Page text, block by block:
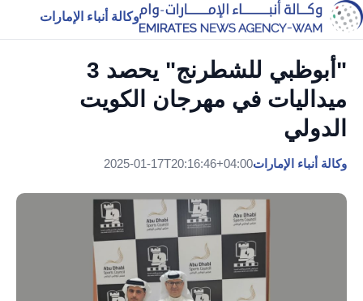
وكالة أنباء الإمارات
"أبوظبي للشطرنج" يحصد 3
ميداليات في مهرجان الكويت
الدولي
وكالة أنباء الإمارات2025-01-17T20:16:46+04:00